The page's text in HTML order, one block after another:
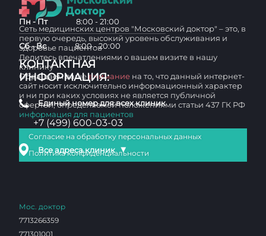
Пн - Пт 8:00 - 21:00
Сб - Вс 8:00 - 20:00
КОНТАКТНАЯ
ИНФОРМАЦИЯ:
Единый номер для всех клиник
+7 (499) 600-03-03
Все адреса клиник ▼
Сеть медицинских центров "Московский доктор" – это, в
первую очередь, высокий уровень обслуживания и
здоровье пациентов
Делитесь впечатлениями о вашем визите в нашу
клинику
Обращаем вашевнимание на то, что данный интернет-
сайт носит исключительно информационный характер
и ни при каких условиях не является публичной
офертой, определяемой положениями статьи 437 ГК РФ
информация для пациентов
Согласие на обработку персональных данных
Политика конфиденциальности
Мос. доктор
7713266359
771301001